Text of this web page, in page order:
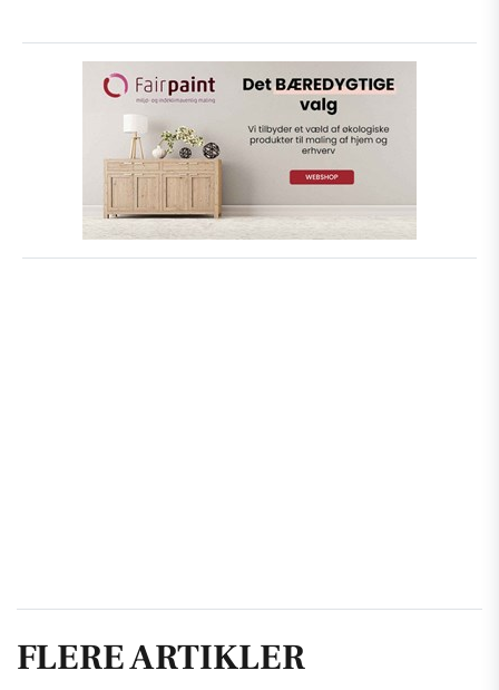
FLERE ARTIKLER